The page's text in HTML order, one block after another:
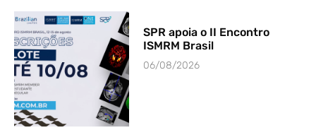
SPR apoia o II Encontro
ISMRM Brasil
06/08/2026